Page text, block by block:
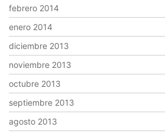
febrero 2014
enero 2014
diciembre 2013
noviembre 2013
octubre 2013
septiembre 2013
agosto 2013